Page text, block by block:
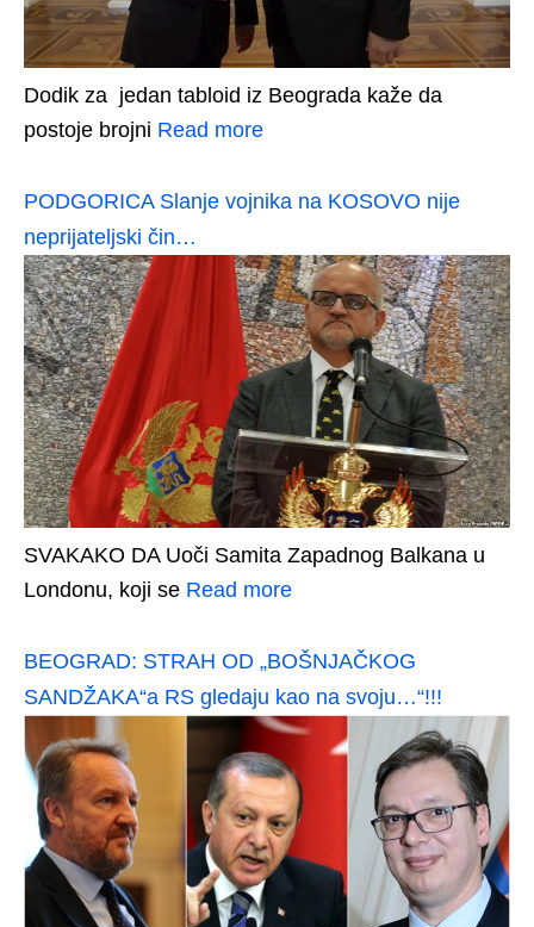
Dodik za jedan tabloid iz Beograda kaže da
postoje brojni Read more
PODGORICA Slanje vojnika na KOSOVO nije
neprijateljski čin…
SVAKAKO DA Uoči Samita Zapadnog Balkana u
Londonu, koji se Read more
BEOGRAD: STRAH OD „BOŠNJAČKOG
SANDŽAKA“a RS gledaju kao na svoju…“!!!